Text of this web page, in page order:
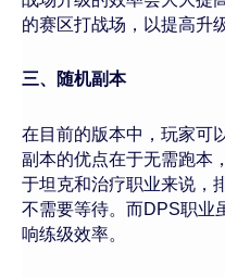
的赛区打战场，以提高升
三、随机副本
在目前的版本中，玩家可
副本的优点在于无需跑本
于坦克和治疗职业来说，
不需要等待。而DPS职业
响练级效率。